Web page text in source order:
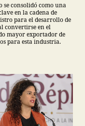
se consolidó como una
en la cadena de
para el desarrollo de
convertirse en el
mayor exportador de
para esta industria.